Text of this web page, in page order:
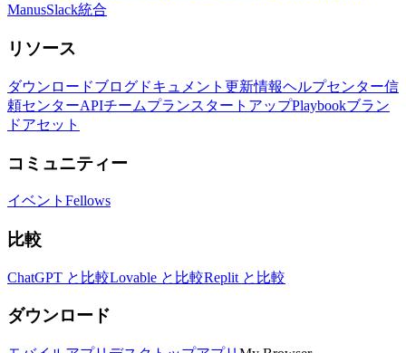
ManusSlack統合
リソース
ダウンロードブログ ドキュメント 更新情報ヘルプセンター信
頼センターAPIチームプランスタートアップPlaybookブラン
ドアセット
コミュニティー
イベント Fellows
比較
ChatGPT と比較Lovable と比較Replit と比較
ダウンロード